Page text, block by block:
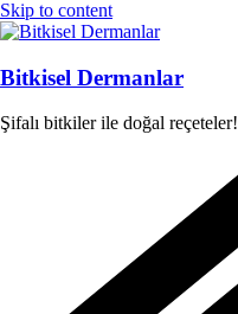
Skip to content
Bitkisel Dermanlar
Şifalı bitkiler ile doğal reçeteler!